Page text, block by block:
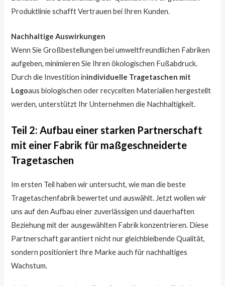
Produktlinie schafft Vertrauen bei Ihren Kunden.
Nachhaltige Auswirkungen
Wenn Sie Großbestellungen bei umweltfreundlichen Fabriken
aufgeben, minimieren Sie Ihren ökologischen Fußabdruck.
Durch die Investition inindividuelle Tragetaschen mit
Logoaus biologischen oder recycelten Materialien hergestellt
werden, unterstützt Ihr Unternehmen die Nachhaltigkeit.
Teil 2: Aufbau einer starken Partnerschaft
mit einer Fabrik für maßgeschneiderte
Tragetaschen
Im ersten Teil haben wir untersucht, wie man die beste
Tragetaschenfabrik bewertet und auswählt. Jetzt wollen wir
uns auf den Aufbau einer zuverlässigen und dauerhaften
Beziehung mit der ausgewählten Fabrik konzentrieren. Diese
Partnerschaft garantiert nicht nur gleichbleibende Qualität,
sondern positioniert Ihre Marke auch für nachhaltiges
Wachstum.